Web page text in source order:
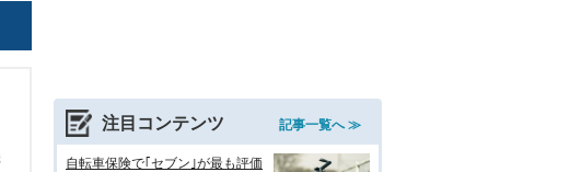
注目コンテンツ 記事一覧へ ≫
自転車保険で｢セブン｣が最も評価